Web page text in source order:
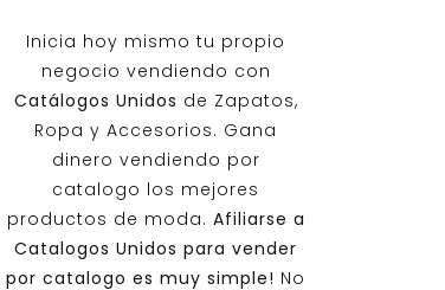
Inicia hoy mismo tu propio
negocio vendiendo con
Catálogos Unidos de Zapatos,
Ropa y Accesorios. Gana
dinero vendiendo por
catalogo los mejores
productos de moda. Afiliarse a
Catalogos Unidos para vender
por catalogo es muy simple! No